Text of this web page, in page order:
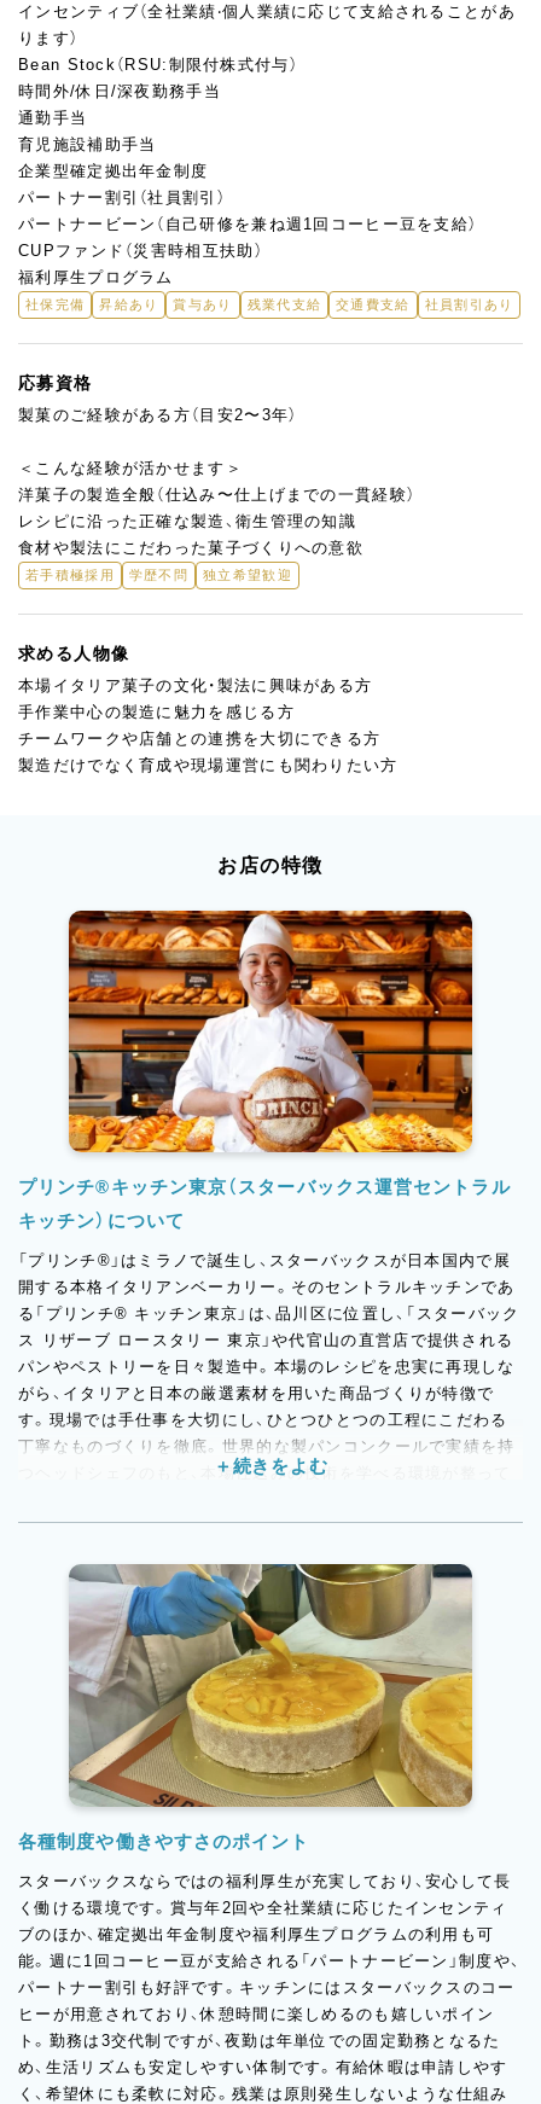
インセンティブ（全社業績‧個人業績に応じて支給されることがあ
ります）
Bean Stock（RSU:制限付株式付与）
時間外/休日/深夜勤務手当
通勤手当
育児施設補助手当
企業型確定拠出年金制度
パートナー割引（社員割引）
パートナービーン（自己研修を兼ね週1回コーヒー豆を支給）
CUPファンド（災害時相互扶助）
福利厚生プログラム
社保完備 昇給あり 賞与あり 残業代支給 交通費支給 社員割引あり
応募資格
製菓のご経験がある方（目安2〜3年）
＜こんな経験が活かせます＞
洋菓子の製造全般（仕込み〜仕上げまでの一貫経験）
レシピに沿った正確な製造、衛生管理の知識
食材や製法にこだわった菓子づくりへの意欲
若手積極採用 学歴不問 独立希望歓迎
求める人物像
本場イタリア菓子の文化・製法に興味がある方
手作業中心の製造に魅力を感じる方
チームワークや店舗との連携を大切にできる方
製造だけでなく育成や現場運営にも関わりたい方
お店の特徴
プリンチ®キッチン東京（スターバックス運営セントラル
キッチン）について
「プリンチ®」はミラノで誕生し、スターバックスが日本国内で展
開する本格イタリアンベーカリー。そのセントラルキッチンであ
る「プリンチ® キッチン東京」は、品川区に位置し、「スターバック
ス リザーブ ロースタリー 東京」や代官山の直営店で提供される
パンやペストリーを日々製造中。本場のレシピを忠実に再現しな
がら、イタリアと日本の厳選素材を用いた商品づくりが特徴で
す。現場では手仕事を大切にし、ひとつひとつの工程にこだわる
丁寧なものづくりを徹底。世界的な製パンコンクールで実績を持
つヘッドシェフのもと、本場仕込みの技術を学べる環境が整って
生み出していく、ものづくりの醍醐味を感じられる職場です。
各種制度や働きやすさのポイント
スターバックスならではの福利厚生が充実しており、安心して長
く働ける環境です。賞与年2回や全社業績に応じたインセンティ
ブのほか、確定拠出年金制度や福利厚生プログラムの利用も可
能。週に1回コーヒー豆が支給される「パートナービーン」制度や、
パートナー割引も好評です。キッチンにはスターバックスのコー
ヒーが用意されており、休憩時間に楽しめるのも嬉しいポイン
ト。勤務は3交代制ですが、夜勤は年単位での固定勤務となるた
め、生活リズムも安定しやすい体制です。有給休暇は申請しやす
く、希望休にも柔軟に対応。残業は原則発生しないような仕組み